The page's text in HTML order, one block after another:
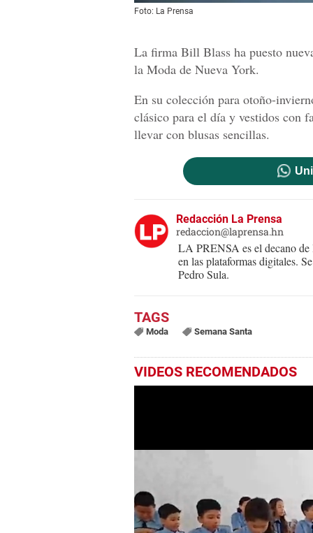
Foto: La Prensa
La firma Bill Blass ha puesto
la Moda de Nueva York.
En su colección para otoño-
clásico para el día y vestidos con
llevar con blusas sencillas.
Redacción La Prensa
redaccion@laprensa.hn
LA PRENSA es el decano de
en las plataformas digitales.
Pedro Sula.
Moda Semana Santa
VIDEOS RECOMENDADOS